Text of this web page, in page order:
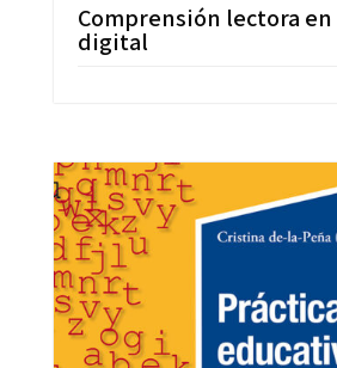
Comprensión lectora en
digital